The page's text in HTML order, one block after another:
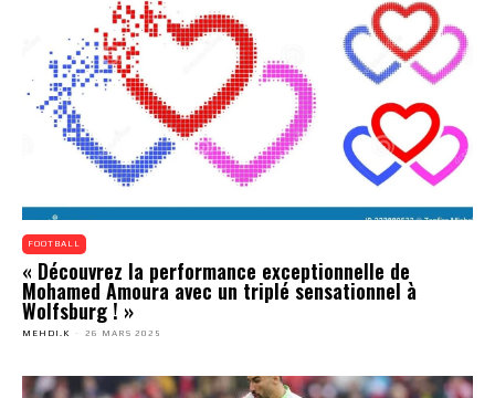
FOOTBALL
« Découvrez la performance exceptionnelle de
Mohamed Amoura avec un triplé sensationnel à
Wolfsburg ! »
MEHDI.K - 26 MARS 2025